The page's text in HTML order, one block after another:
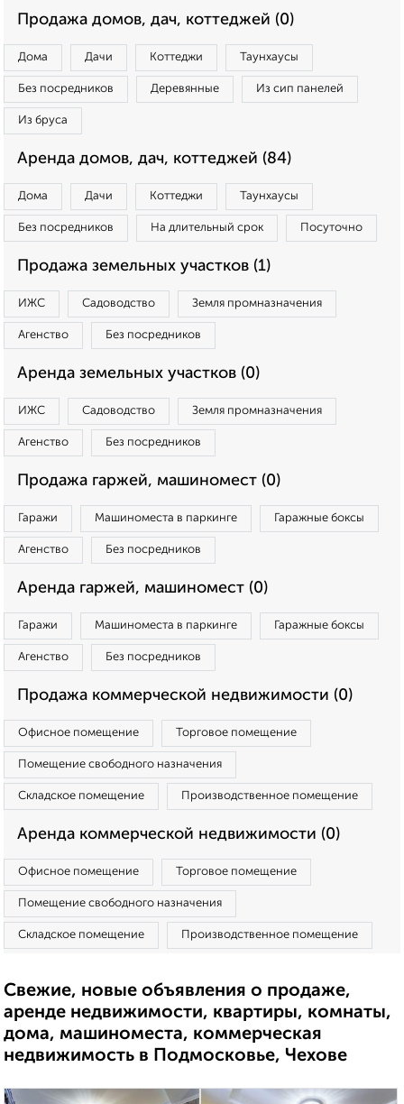
Продажа домов, дач, коттеджей (0)
Дома Дачи Коттеджи Таунхаусы
Без посредников Деревянные Из сип панелей
Из бруса
Аренда домов, дач, коттеджей (84)
Дома Дачи Коттеджи Таунхаусы
Без посредников На длительный срок Посуточно
Продажа земельных участков (1)
ИЖС Садоводство Земля промназначения
Агенство Без посредников
Аренда земельных участков (0)
ИЖС Садоводство Земля промназначения
Агенство Без посредников
Продажа гаржей, машиномест (0)
Гаражи Машиноместа в паркинге Гаражные боксы
Агенство Без посредников
Аренда гаржей, машиномест (0)
Гаражи Машиноместа в паркинге Гаражные боксы
Агенство Без посредников
Продажа коммерческой недвижимости (0)
Офисное помещение Торговое помещение
Помещение свободного назначения
Складское помещение Производственное помещение
Аренда коммерческой недвижимости (0)
Офисное помещение Торговое помещение
Помещение свободного назначения
Складское помещение Производственное помещение
Свежие, новые объявления о продаже,
аренде недвижимости, квартиры, комнаты,
дома, машиноместа, коммерческая
недвижимость в Подмосковье, Чехове